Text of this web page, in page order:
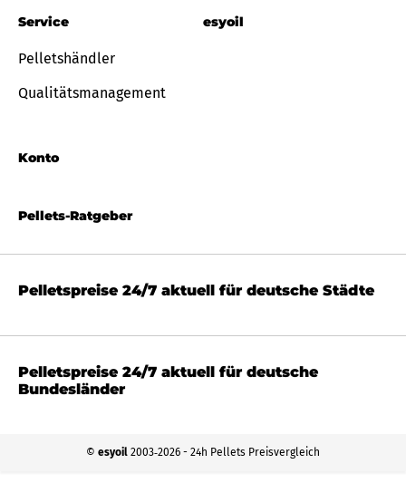
Pellets-Ratgeber
Service
Pelletshändler
Qualitätsmanagement
Konto
esyoil
Pelletspreise 24/7 aktuell für deutsche Städte
Pelletspreise 24/7 aktuell für deutsche
Bundesländer
© esyoil 2003‐2026 - 24h Pellets Preisvergleich